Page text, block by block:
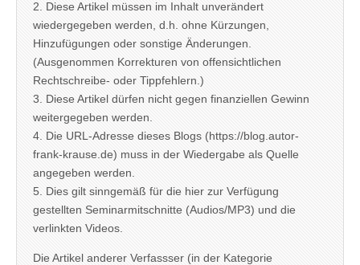
2. Diese Artikel müssen im Inhalt unverändert
wiedergegeben werden, d.h. ohne Kürzungen,
Hinzufügungen oder sonstige Änderungen.
(Ausgenommen Korrekturen von offensichtlichen
Rechtschreibe- oder Tippfehlern.)
3. Diese Artikel dürfen nicht gegen finanziellen Gewinn
weitergegeben werden.
4. Die URL-Adresse dieses Blogs (https://blog.autor-
frank-krause.de) muss in der Wiedergabe als Quelle
angegeben werden.
5. Dies gilt sinngemäß für die hier zur Verfügung
gestellten Seminarmitschnitte (Audios/MP3) und die
verlinkten Videos.
Die Artikel anderer Verfassser (in der Kategorie